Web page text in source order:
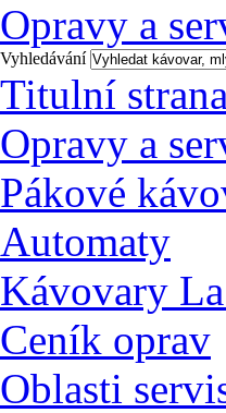
Opravy a
Vyhledávání
Titulní strana
Opravy a
Pákové
Automaty
Kávovary
Ceník oprav
Oblasti